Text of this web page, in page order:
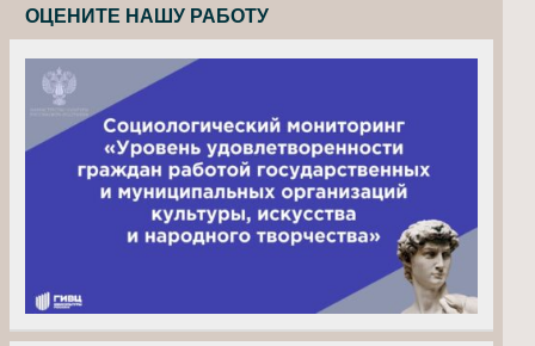
ОЦЕНИТЕ НАШУ РАБОТУ